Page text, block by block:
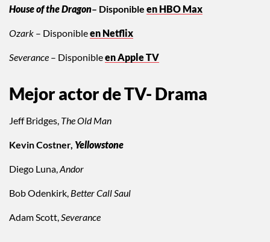
House of the Dragon– Disponible en HBO Max
Ozark – Disponibleen Netflix
Severance – Disponibleen Apple TV
Mejor actor de TV- Drama
Jeff Bridges, The Old Man
Kevin Costner, Yellowstone
Diego Luna, Andor
Bob Odenkirk, Better Call Saul
Adam Scott, Severance